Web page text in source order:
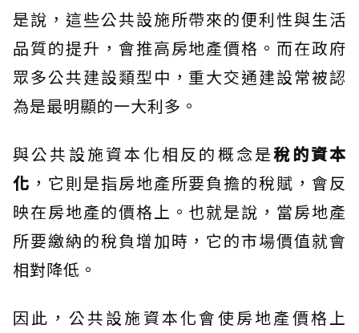
是說，這些公共設施所帶來的便利性與生活
品質的提升，會推高房地產價格。而在政府
眾多公共建設類型中，重大交通建設常被認
為是最明顯的一大利多。
與公共設施資本化相反的概念是稅的資本
化 ，它則是指房地產所要負擔的稅賦，會反
映在房地產的價格上。也就是說，當房地產
所要繳納的稅負增加時，它的市場價值就會
相對降低。
因此，公共設施資本化會使房地產價格上